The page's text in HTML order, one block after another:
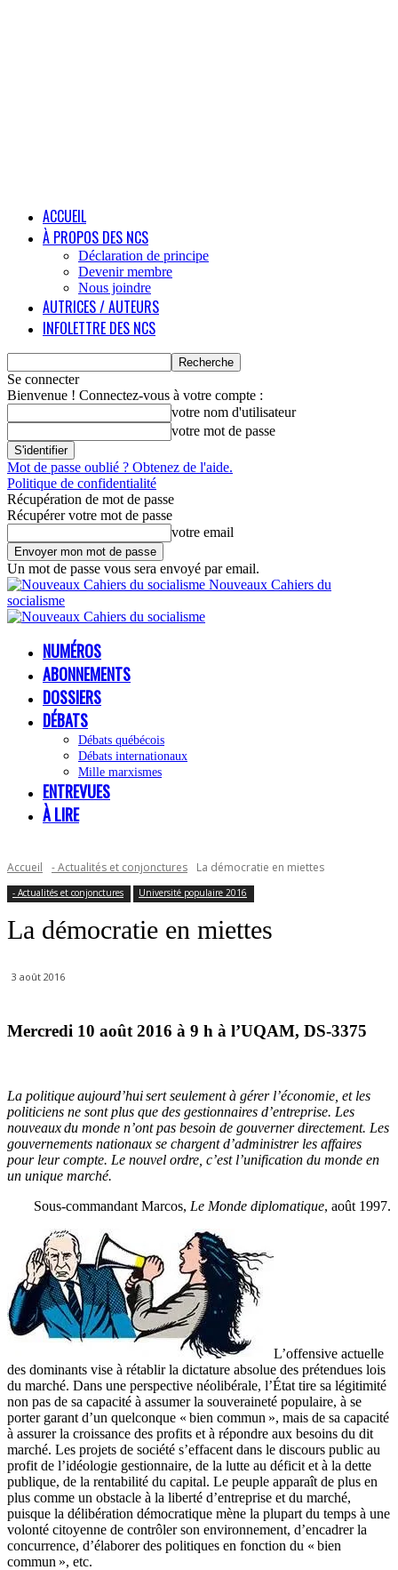
ACCUEIL
À PROPOS DES NCS
Déclaration de principe
Devenir membre
Nous joindre
AUTRICES / AUTEURS
INFOLETTRE DES NCS
Se connecter
Bienvenue ! Connectez-vous à votre compte :
votre nom d'utilisateur
votre mot de passe
Mot de passe oublié ? Obtenez de l'aide.
Politique de confidentialité
Récupération de mot de passe
Récupérer votre mot de passe
votre email
Un mot de passe vous sera envoyé par email.
Nouveaux Cahiers du
socialisme
NUMÉROS
ABONNEMENTS
DOSSIERS
DÉBATS
Débats québécois
Débats internationaux
Mille marxismes
ENTREVUES
À LIRE
Accueil - Actualités et conjonctures La démocratie en miettes
- Actualités et conjonctures Université populaire 2016
La démocratie en miettes
3 août 2016
Mercredi 10 août 2016 à 9 h à l’UQAM, DS-3375
La politique aujourd’hui sert seulement à gérer l’économie, et les
politiciens ne sont plus que des gestionnaires d’entreprise. Les
nouveaux du monde n’ont pas besoin de gouverner directement. Les
gouvernements nationaux se chargent d’administrer les affaires
pour leur compte. Le nouvel ordre, c’est l’unification du monde en
un unique marché.
Sous-commandant Marcos, Le Monde diplomatique, août 1997.
L’offensive actuelle
des dominants vise à rétablir la dictature absolue des prétendues lois
du marché. Dans une perspective néolibérale, l’État tire sa légitimité
non pas de sa capacité à assumer la souveraineté populaire, à se
porter garant d’un quelconque « bien commun », mais de sa capacité
à assurer la croissance des profits et à répondre aux besoins du dit
marché. Les projets de société s’effacent dans le discours public au
profit de l’idéologie gestionnaire, de la lutte au déficit et à la dette
publique, de la rentabilité du capital. Le peuple apparaît de plus en
plus comme un obstacle à la liberté d’entreprise et du marché,
puisque la délibération démocratique mène la plupart du temps à une
volonté citoyenne de contrôler son environnement, d’encadrer la
concurrence, d’élaborer des politiques en fonction du « bien
commun », etc.